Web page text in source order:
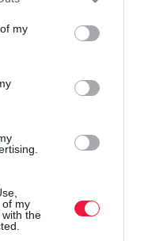
You may click to
third-party tags to
in below Google
my
of my
the
szempontból
jogokból,